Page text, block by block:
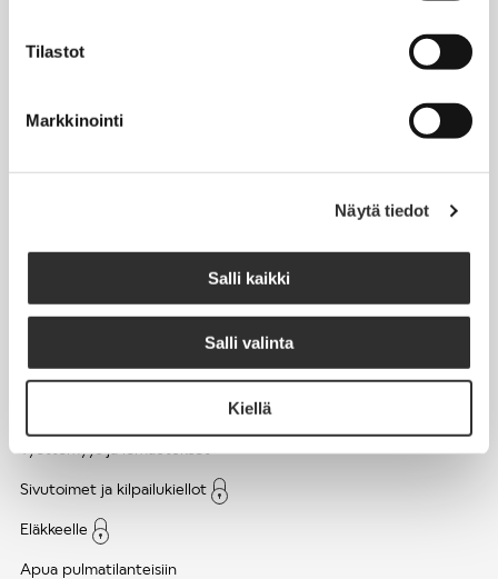
Tilastot
Markkinointi
Näytä tiedot
Salli kaikki
Salli valinta
Kiellä
Työaika
Sivutoimet ja kilpailukiellot
Eläkkeelle
Apua pulmatilanteisiin